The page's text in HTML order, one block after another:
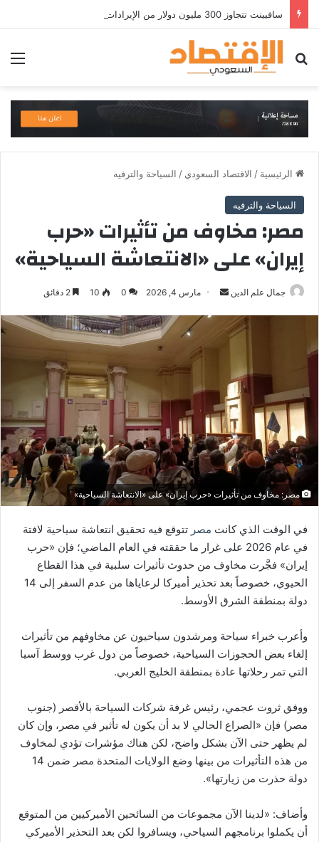
بحث عن
الرئيسية / الاقتصاد السعودي / السياحة والترفيه
السياحة والترفيه
مصر: مخاوف من تأثيرات «حرب
إيران» على «الانتعاشة السياحية»
جمال علم الدين
أرسل
إلكترونيا
مارس 4, 2026 0
10
مصر: مخاوف من تأثيرات «حرب إيران» على «الانتعاشة السياحية»
في الوقت الذي كانت مصر تتوقع فيه تحقيق انتعاشة سياحية لافتة
في عام 2026 على غرار ما حققته في العام الماضي؛ فإن «حرب
إيران» فجَّرت مخاوف من حدوث تأثيرات سلبية في هذا القطاع
الحيوي، خصوصاً بعد تحذير أميركا لرعاياها من عدم السفر إلى 14
دولة بمنطقة الشرق الأوسط.
وأعرب خبراء سياحة ومرشدون سياحيون عن مخاوفهم من تأثيرات
إلغاء بعض الحجوزات السياحية، خصوصاً من دول غرب ووسط آسيا
التي تمر رحلاتها عادة بمنطقة الخليج العربي.
ووفق ثروت عجمي، رئيس غرفة شركات السياحة بالأقصر (جنوب
مصر) فإن «الصراع الحالي لا بد أن يكون له تأثير في مصر، وإن كان
لم يظهر حتى الآن بشكل واضح، لكن هناك مؤشرات تؤدي لمخاوف
من هذه التأثيرات من بينها وضع الولايات المتحدة مصر ضمن 14
دولة حذرت من زيارتها».
وأضاف: «لدينا الآن مجموعات من السائحين الأميركيين من المتوقع
أن يكملوا برنامجهم السياحي، ويسافروا لكن بعد التحذير الأميركي